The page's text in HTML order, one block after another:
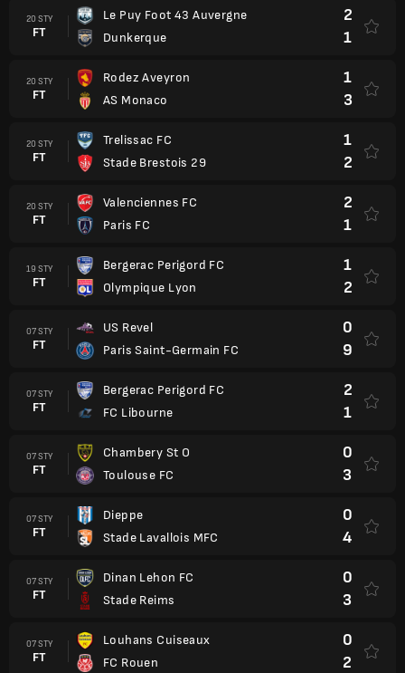
20 STY
FT
Le Puy Foot 43 Auvergne
Dunkerque
2
1
20 STY
FT
Rodez Aveyron
AS Monaco
1
3
20 STY
FT
Trelissac FC
Stade Brestois 29
1
2
20 STY
FT
Valenciennes FC
Paris FC
2
1
19 STY
FT
Bergerac Perigord FC
Olympique Lyon
1
2
07 STY
FT
US Revel
Paris Saint-Germain FC
0
9
07 STY
FT
Bergerac Perigord FC
FC Libourne
2
1
07 STY
FT
Chambery St O
Toulouse FC
0
3
07 STY
FT
Dieppe
Stade Lavallois MFC
0
4
07 STY
FT
Dinan Lehon FC
Stade Reims
0
3
07 STY
FT
Louhans Cuiseaux
FC Rouen
0
2